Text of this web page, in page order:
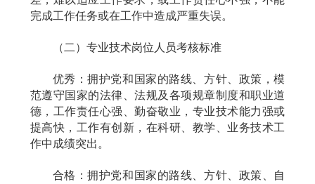
完成工作任务或在工作中造成严重失误。
（二）专业技术岗位人员考核标准
优秀：拥护党和国家的路线、方针、政策，模
范遵守国家的法律、法规及各项规章制度和职业道
德，工作责任心强、勤奋敬业，专业技术能力强或
提高快，工作有创新，在科研、教学、业务技术工
作中成绩突出。
合格：拥护党和国家的路线、方针、政策、自